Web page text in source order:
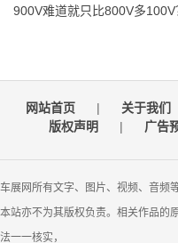
900V难道就只比800V多100V
网站首页 | 关于我们
版权声明
| 广告
车展网所有文字、图片、视频、音频
本站亦不为其版权负责。相关作品的
法一一核实，